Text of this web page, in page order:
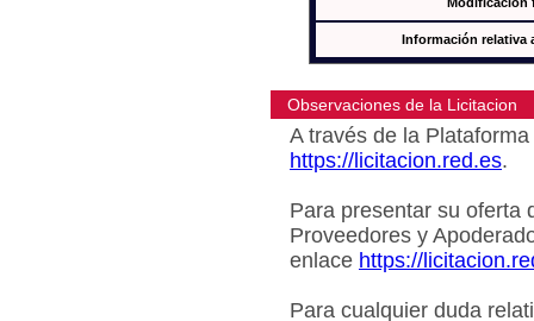
Información relativa
Observaciones de la Licitacion
A través de la
https://licitacion.red.es.
Para presentar su oferta
Proveedores y
enlace https://
Para cualquier duda